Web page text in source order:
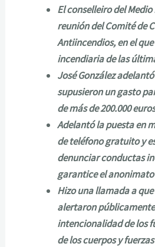
El conselleiro del
reunión del Comité de
Antiincendios, en el
incendiaria de las
José González
supusieron un gasto
de más de 200.000
Adelantó la puesta en
de teléfono gratuito y
denunciar conductas
garantice el
Hizo una llamada a
alertaron
intencionalidad de los
de los cuerpos y